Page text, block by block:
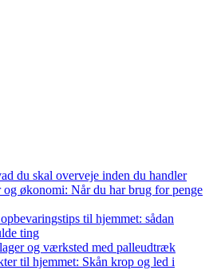
du skal overveje inden du handler
økonomi: Når du har brug for penge
til hjemmet: sådan
ting
og værksted med palleudtræk
til hjemmet: Skån krop og led i